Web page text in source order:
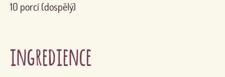
10 porcí (dospělý)
ingredience